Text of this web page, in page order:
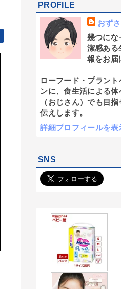
PROFILE
おず
幾つにな
潔感ある
報をお届
ローフード・プラン
ンに、食生活による
（おじさん）でも目
伝えします。
詳細プロフィールを表
SNS